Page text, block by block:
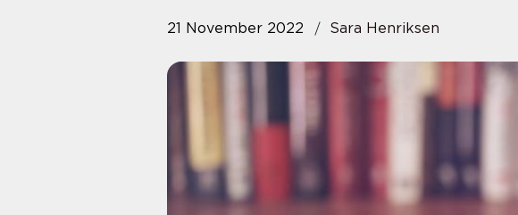
21 November 2022 Sara Henriksen